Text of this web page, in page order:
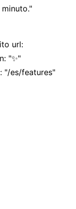
url:
"✨"
"/es/features"